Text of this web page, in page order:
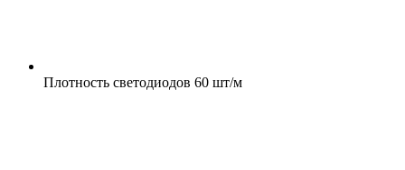
Плотность светодиодов 60 шт/м